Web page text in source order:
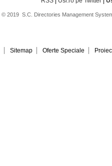
© 2019 S.C. Directories Management
Sitemap Oferte Speciale